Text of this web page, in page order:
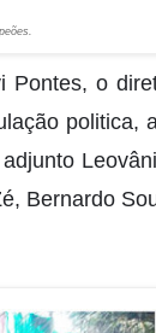
Pontes, o
Bernardo